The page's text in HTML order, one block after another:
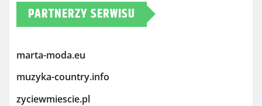
PARTNERZY SERWISU
marta-moda.eu
muzyka-country.info
zyciewmiescie.pl